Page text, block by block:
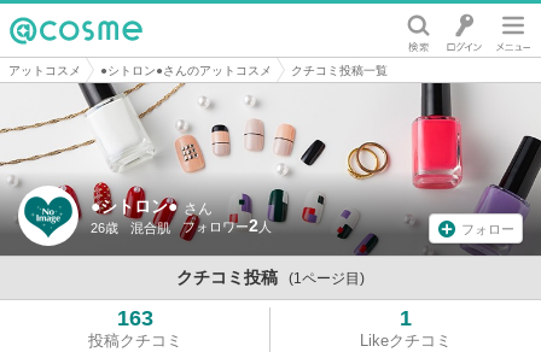
@cosme
アットコスメ ●シトロン●さんのアットコスメ クチコミ投稿一覧
●シトロン● さん
26歳 混合肌 2 フォロー
クチコミ投稿 (1ページ目)
163
投稿クチコミ
1
Likeクチコミ